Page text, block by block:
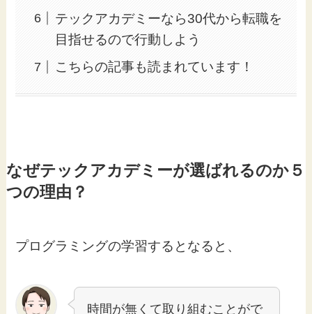
テックアカデミーなら30代から転職を
目指せるので行動しよう
こちらの記事も読まれています！
なぜテックアカデミーが選ばれるのか５
つの理由？
プログラミングの学習するとなると、
時間が無くて取り組むことがで